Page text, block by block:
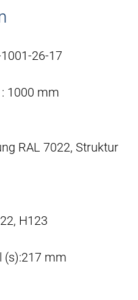
26-17
: 1000 mm
RAL 7022, Struktur
H123
(s):217 mm